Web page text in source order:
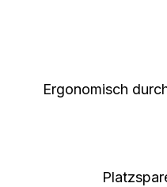
Ergonomisch